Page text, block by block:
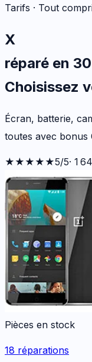
Tarifs · Tout
X
réparé en
Choisissez
Écran, batterie,
toutes avec bonus
★★★★★5/5· 1
Pièces en stock
18 réparations